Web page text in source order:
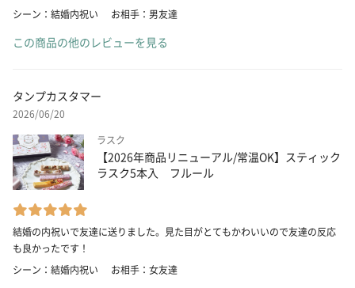
シーン：結婚内祝い
お相手：男友達
この商品の他のレビューを見る
タンプカスタマー
2026/06/20
ラスク
【2026年商品リニューアル/常温OK】スティック
ラスク5本入 フルール
結婚の内祝いで友達に送りました。見た目がとてもかわいいので友達の反応
も良かったです！
シーン：結婚内祝い
お相手：女友達